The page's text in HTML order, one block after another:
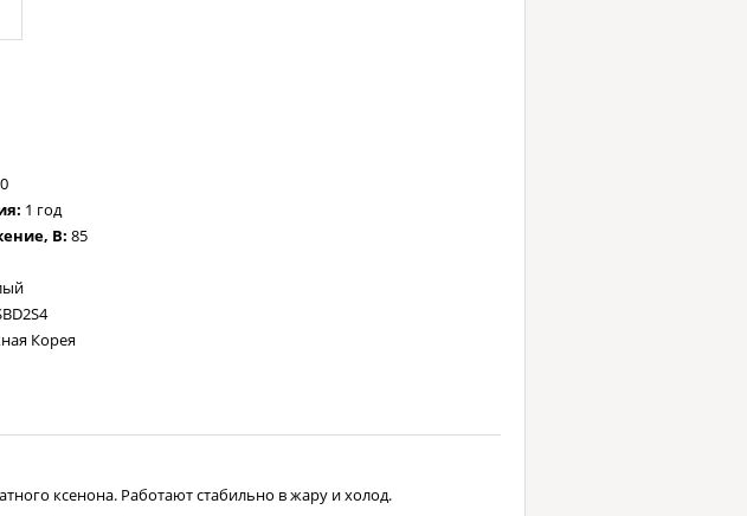
1 год
В: 85
Корея
ксенона. Работают стабильно в жару и холод.